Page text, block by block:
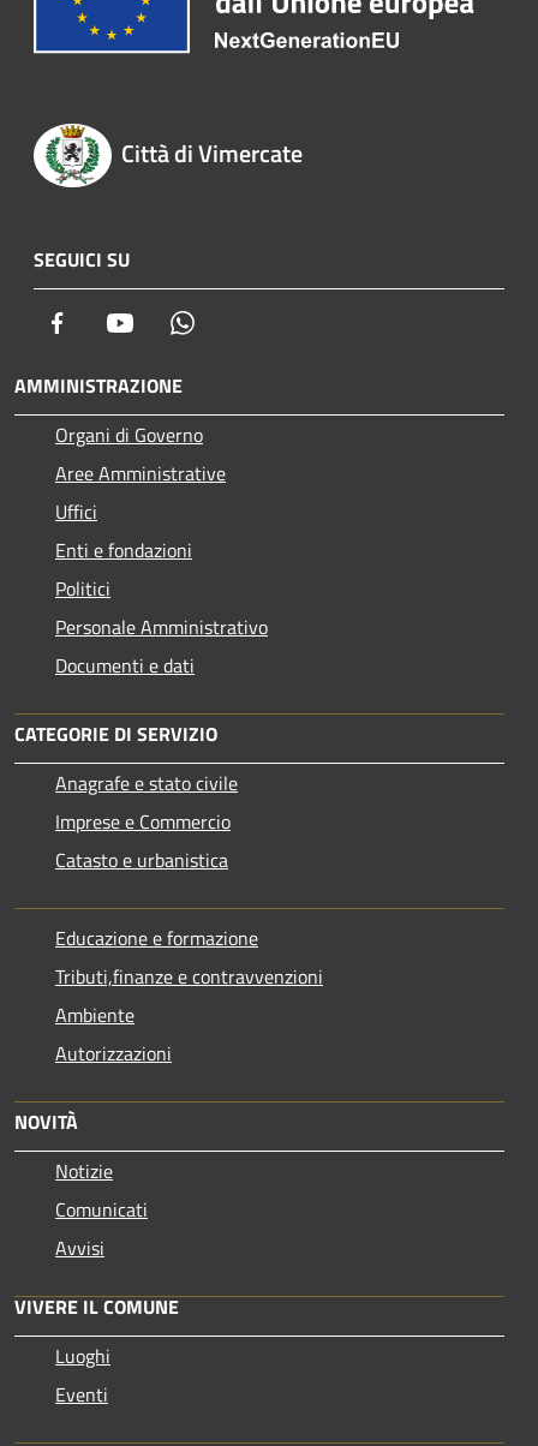
Città di Vimercate
SEGUICI SU
Facebook Youtube
AMMINISTRAZIONE
Organi di Governo
Aree Amministrative
Uffici
Enti e fondazioni
Politici
Personale Amministrativo
Documenti e dati
CATEGORIE DI SERVIZIO
Anagrafe e stato civile
Imprese e Commercio
Catasto e urbanistica
Educazione e formazione
Tributi,finanze e contravvenzioni
Ambiente
Autorizzazioni
NOVITÀ
Notizie
Comunicati
Avvisi
VIVERE IL COMUNE
Luoghi
Eventi